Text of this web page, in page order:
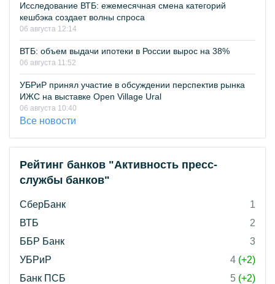
Исследование ВТБ: ежемесячная смена категорий
кешбэка создает волны спроса
06 августа 12:14
ВТБ: объем выдачи ипотеки в России вырос на 38%
06 августа 11:52
УБРиР принял участие в обсуждении перспектив рынка
ИЖС на выставке Open Village Ural
06 августа 10:40
Все новости
Рейтинг банков "Активность пресс-
службы банков"
СберБанк
1
ВТБ
2
ББР Банк
3
УБРиР
4 (+2)
Банк ПСБ
5 (+2)